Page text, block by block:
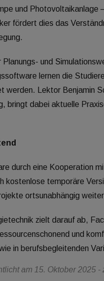
und Photovoltaikanlage
fördert dies das
und
lernen die
werden. Lektor Benjamin
bringt dabei aktuelle
durch eine Kooperation
kostenlose temporäre
ortsunabhängig
zielt darauf ab,
und
in berufsbegleitenden
am 15. Oktober 2025 -